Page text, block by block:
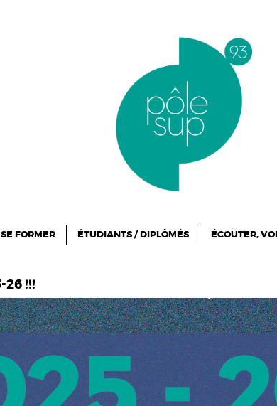
FORMER ÉTUDIANTS / DIPLÔMÉS ÉCOUTER,
26 !!!